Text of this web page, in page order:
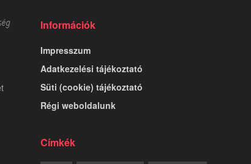
Információk
Impresszum
Adatkezelési tájékoztató
Süti (cookie) tájékoztató
Régi weboldalunk
Címkék